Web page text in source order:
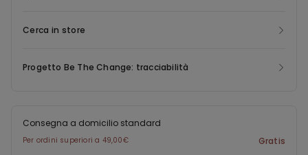
Cerca in store
Progetto Be The Change: tracciabilità
Consegna a domicilio standard
Per ordini superiori a 49,00€ Gratis